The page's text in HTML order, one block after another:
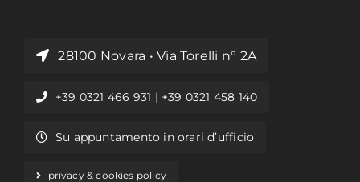
28100 Novara • Via Torelli n° 2A
+39 0321 466 931 | +39 0321 458 140
Su appuntamento in orari d’ufficio
privacy & cookies policy